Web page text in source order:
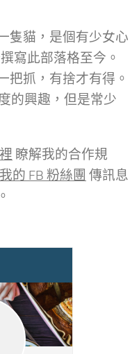
隻貓，是個有少女心
寫此部落格至今。
把抓，有捨才有得。
的興趣，但是常少
瞭解我的合作規
我的 FB 粉絲團 傳訊息